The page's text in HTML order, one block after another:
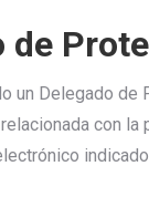
de
un Delegado de
con